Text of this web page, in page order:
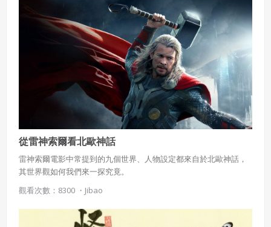
從雷神索爾看北歐神話
雷神索爾電影中常提到的九個世界、人物設定都來自於北歐神話，
其世界觀如何我們來一探究竟。
觀看次數：8300 ・ Jibao